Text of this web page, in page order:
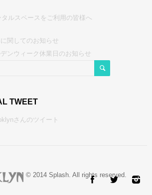
タルスペースをご利用の皆様へ
に関してのお知らせ
デンウィーク休業日のお知らせ
TWEET
さんのツイート
© 2014 Splash. All rights reserved.